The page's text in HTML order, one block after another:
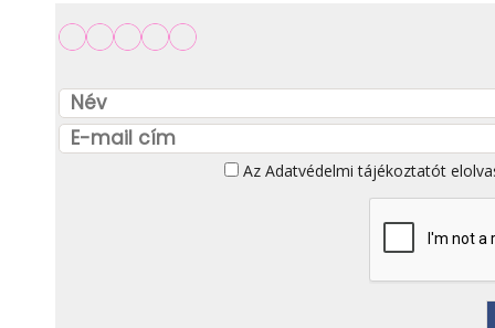
Az Adatvédelmi tájékoztatót